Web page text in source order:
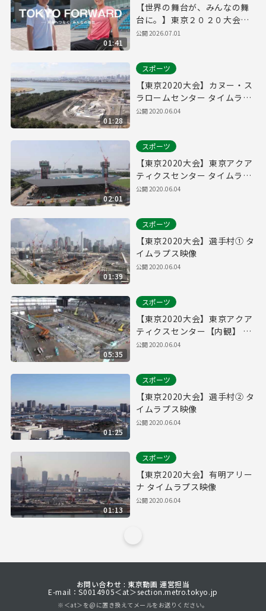
01:41
【世界の舞台が、みんなの舞
台に。】東京２０２０大会
都立スポーツ６施設ＰＲ動画
公開2026.07.01
01:28
スポーツ
【東京2020大会】カヌー・ス
ラロームセンター タイムラプ
ス映像
公開2020.06.04
02:01
スポーツ
【東京2020大会】東京アクア
ティクスセンター タイムラプ
ス映像
公開2020.06.04
01:39
スポーツ
【東京2020大会】選手村① タ
イムラプス映像
公開2020.06.04
05:35
スポーツ
【東京2020大会】東京アクア
ティクスセンター【内観】 タ
イムラプス映像
公開2020.06.04
01:25
スポーツ
【東京2020大会】選手村② タ
イムラプス映像
公開2020.06.04
01:13
スポーツ
【東京2020大会】有明アリー
ナ タイムラプス映像
公開2020.06.04
お問い合わせ : 東京動画 運営担当
E-mail：S0014905＜at＞section.metro.tokyo.jp
※＜at＞を@に置き換えてメールをお送りください。